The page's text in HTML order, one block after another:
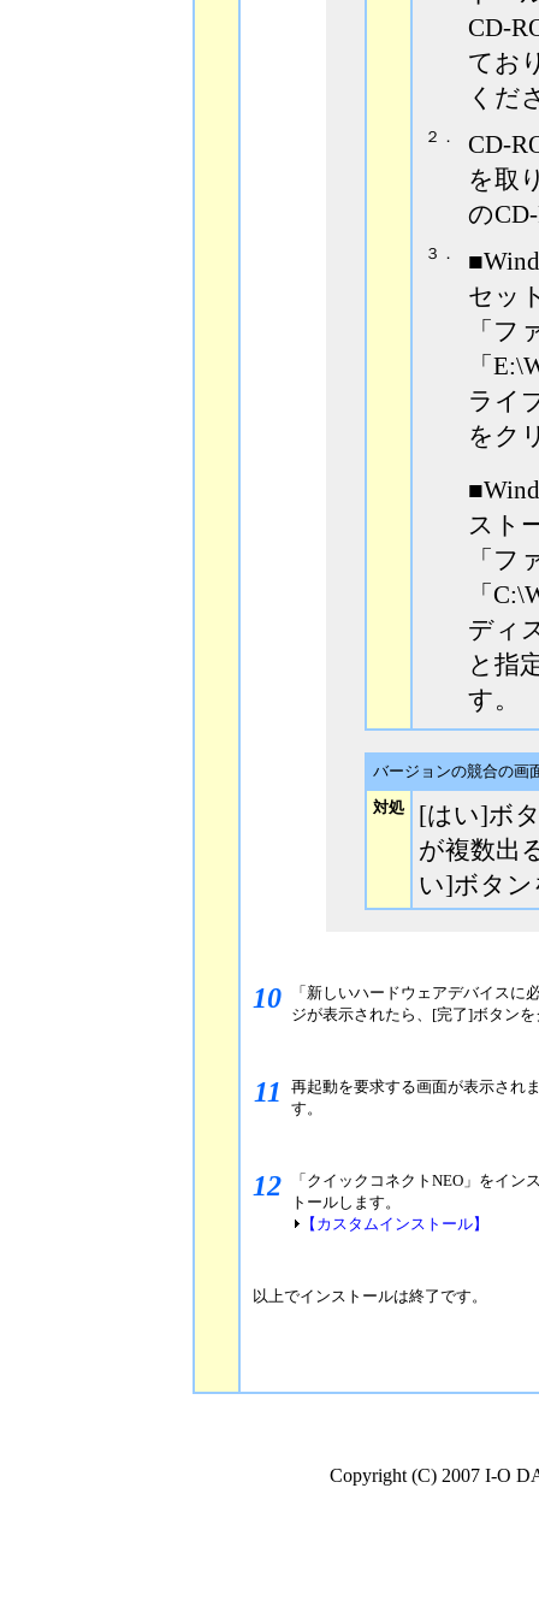
CD-
てお
くだ
２．
CD-
を取
の
３．
セッ
「フ
「
ライ
をク
スト
「フ
「
ディ
と指
す。
バージョンの競合の画
対処
[はい]ボ
が複数出
い]ボタ
10
「新しいハードウェアデバイス
ジが表示されたら、[完了]ボタン
11
再起動を要求する画面が表示され
す。
12
「クイックコネクトNEO」をイ
トールします。
【カスタムインストール】
以上でインストールは終了です。
Copyright (C) 2007 I-O